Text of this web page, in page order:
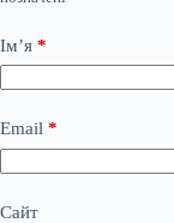
Ім’я *
Email *
Сайт